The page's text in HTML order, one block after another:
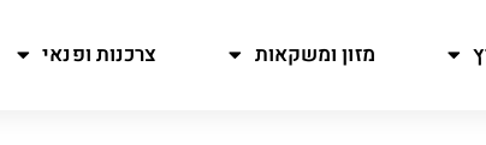
מזון ומשקאות צרכנות ופנאי